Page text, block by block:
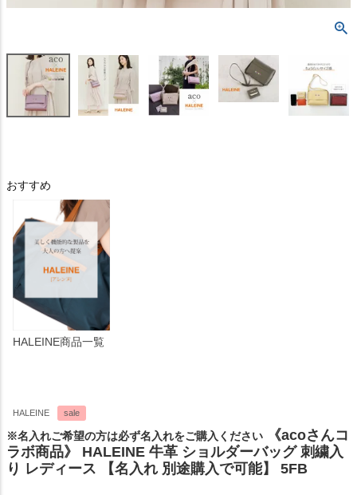
おすすめ
HALEINE商品一覧
HALEINE sale
※名入れご希望の方は必ず名入れをご購入ください
《acoさんコ
ラボ商品》 HALEINE 牛革 ショルダーバッグ 刺繍入
り レディース 【名入れ 別途購入で可能】 5FB